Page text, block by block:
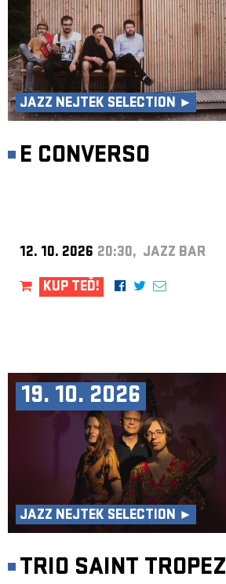
JAZZ NEJTEK SELECTION ►
E CONVERSO
12. 10. 2026 20:30, JAZZ BAR
KUP TEĎ!
19. 10. 2026
JAZZ NEJTEK SELECTION ►
TRIO SAINT TROPEZ